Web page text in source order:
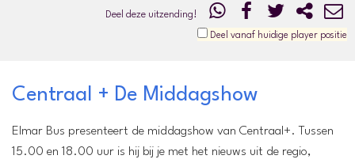
Deel deze uitzending!
Deel vanaf huidige player positie
Centraal + De Middagshow
Elmar Bus presenteert de middagshow van Centraal+. Tussen
15.00 en 18.00 uur is hij bij je met het nieuws uit de regio,